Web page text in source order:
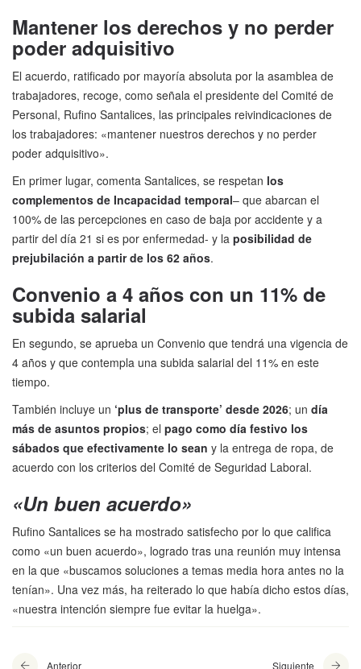
Mantener los derechos y no perder
poder adquisitivo
El acuerdo, ratificado por mayoría absoluta por la asamblea de
trabajadores, recoge, como señala el presidente del Comité de
Personal, Rufino Santalices, las principales reivindicaciones de
los trabajadores: «mantener nuestros derechos y no perder
poder adquisitivo».
En primer lugar, comenta Santalices, se respetan los
complementos de Incapacidad temporal– que abarcan el
100% de las percepciones en caso de baja por accidente y a
partir del día 21 si es por enfermedad- y la posibilidad de
prejubilación a partir de los 62 años.
Convenio a 4 años con un 11% de
subida salarial
En segundo, se aprueba un Convenio que tendrá una vigencia de
4 años y que contempla una subida salarial del 11% en este
tiempo.
También incluye un ‘plus de transporte’ desde 2026; un día
más de asuntos propios; el pago como día festivo los
sábados que efectivamente lo sean y la entrega de ropa, de
acuerdo con los criterios del Comité de Seguridad Laboral.
«Un buen acuerdo»
Rufino Santalices se ha mostrado satisfecho por lo que califica
como «un buen acuerdo», logrado tras una reunión muy intensa
en la que «buscamos soluciones a temas media hora antes no la
tenían». Una vez más, ha reiterado lo que había dicho estos días,
«nuestra intención siempre fue evitar la huelga».
Anterior Siguiente